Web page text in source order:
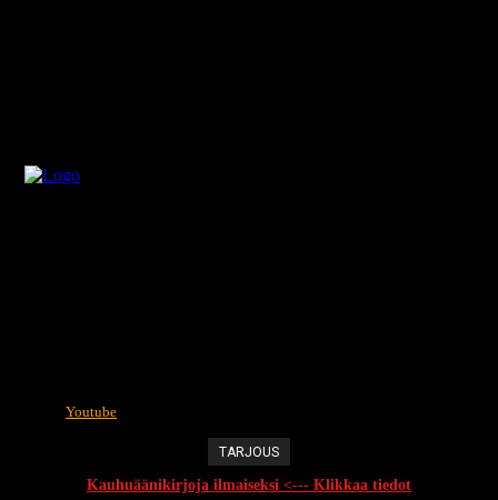
Youtube
TARJOUS
Kauhuäänikirjoja ilmaiseksi <--- Klikkaa tiedot